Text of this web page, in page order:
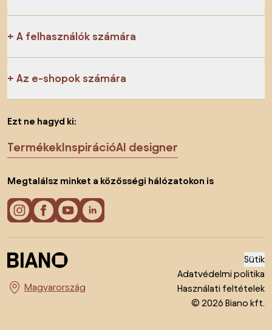
A felhasználók számára
Az e-shopok számára
Ezt ne hagyd ki:
TermékekInspirációAI designer
Megtalálsz minket a közösségi hálózatokon is
Ország megváltoztatása
Sütik
Adatvédelmi politika
Használati feltételek
© 2026 Biano kft.